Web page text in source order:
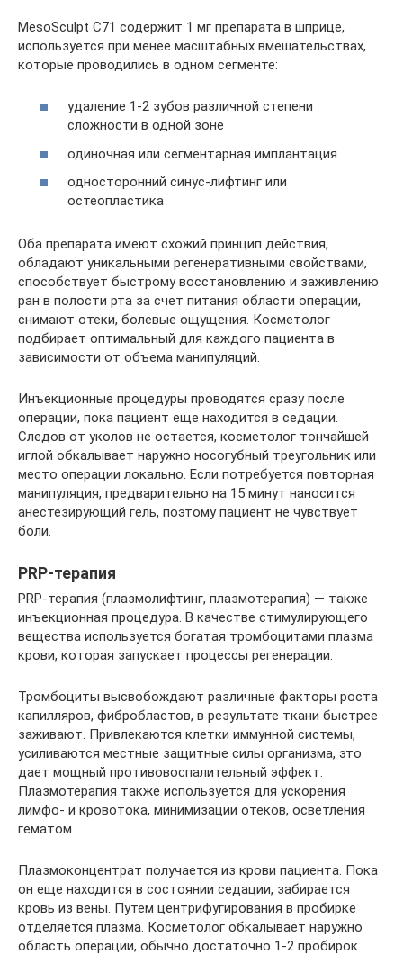
MesoSculpt C71 содержит 1 мг препарата в шприце,
используется при менее масштабных вмешательствах,
которые проводились в одном сегменте:
удаление 1-2 зубов различной степени
сложности в одной зоне
одиночная или сегментарная имплантация
односторонний синус-лифтинг или
остеопластика
Оба препарата имеют схожий принцип действия,
обладают уникальными регенеративными свойствами,
способствует быстрому восстановлению и заживлению
ран в полости рта за счет питания области операции,
снимают отеки, болевые ощущения. Косметолог
подбирает оптимальный для каждого пациента в
зависимости от объема манипуляций.
Инъекционные процедуры проводятся сразу после
операции, пока пациент еще находится в седации.
Следов от уколов не остается, косметолог тончайшей
иглой обкалывает наружно носогубный треугольник или
место операции локально. Если потребуется повторная
манипуляция, предварительно на 15 минут наносится
анестезирующий гель, поэтому пациент не чувствует
боли.
PRP-терапия
PRP-терапия (плазмолифтинг, плазмотерапия) — также
инъекционная процедура. В качестве стимулирующего
вещества используется богатая тромбоцитами плазма
крови, которая запускает процессы регенерации.
Тромбоциты высвобождают различные факторы роста
капилляров, фибробластов, в результате ткани быстрее
заживают. Привлекаются клетки иммунной системы,
усиливаются местные защитные силы организма, это
дает мощный противовоспалительный эффект.
Плазмотерапия также используется для ускорения
лимфо- и кровотока, минимизации отеков, осветления
гематом.
Плазмоконцентрат получается из крови пациента. Пока
он еще находится в состоянии седации, забирается
кровь из вены. Путем центрифугирования в пробирке
отделяется плазма. Косметолог обкалывает наружно
область операции, обычно достаточно 1-2 пробирок.